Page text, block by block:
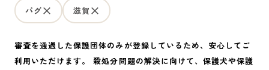
パグ 滋賀
審査を通過した保護団体のみが登録しているため、安心してご
利用いただけます。 殺処分問題の解決に向けて、保護犬や保護